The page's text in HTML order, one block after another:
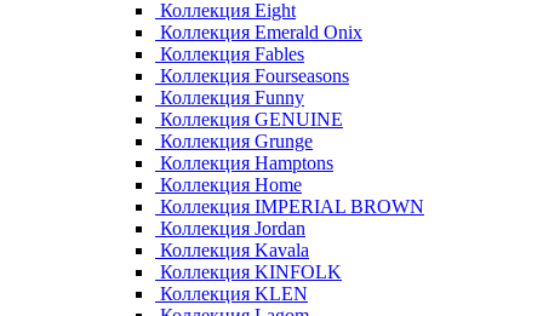
Коллекция Eight
Коллекция Emerald Onix
Коллекция Fables
Коллекция Fourseasons
Коллекция Funny
Коллекция GENUINE
Коллекция Grunge
Коллекция Hamptons
Коллекция Home
Коллекция IMPERIAL BROWN
Коллекция Jordan
Коллекция Kavala
Коллекция KINFOLK
Коллекция KLEN